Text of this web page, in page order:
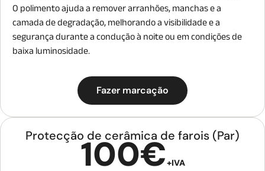
O polimento ajuda a remover arranhões, manchas e a
camada de degradação, melhorando a visibilidade e a
segurança durante a condução à noite ou em condições de
baixa luminosidade.
Fazer marcação
Protecção de cerâmica de farois (Par)
100€+IVA